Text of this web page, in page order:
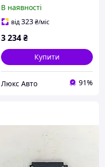
В наявності
від323₴/міс
3 234₴
Купити
Люкс Авто 91%